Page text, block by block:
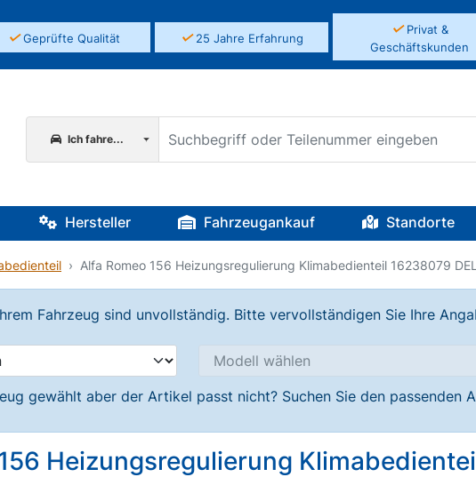
✓Geprüfte Qualität ✓25 Jahre Erfahrung
✓Privat &
Geschäftskunden
Ich fahre...
Hersteller Fahrzeugankauf Standorte
Alfa Romeo 156 Heizungsregulierung Klimabedienteil 16238079
Fahrzeug sind unvollständig. Bitte vervollständigen Sie Ihre
gewählt aber der Artikel passt nicht? Suchen Sie den passenden
Heizungsregulierung